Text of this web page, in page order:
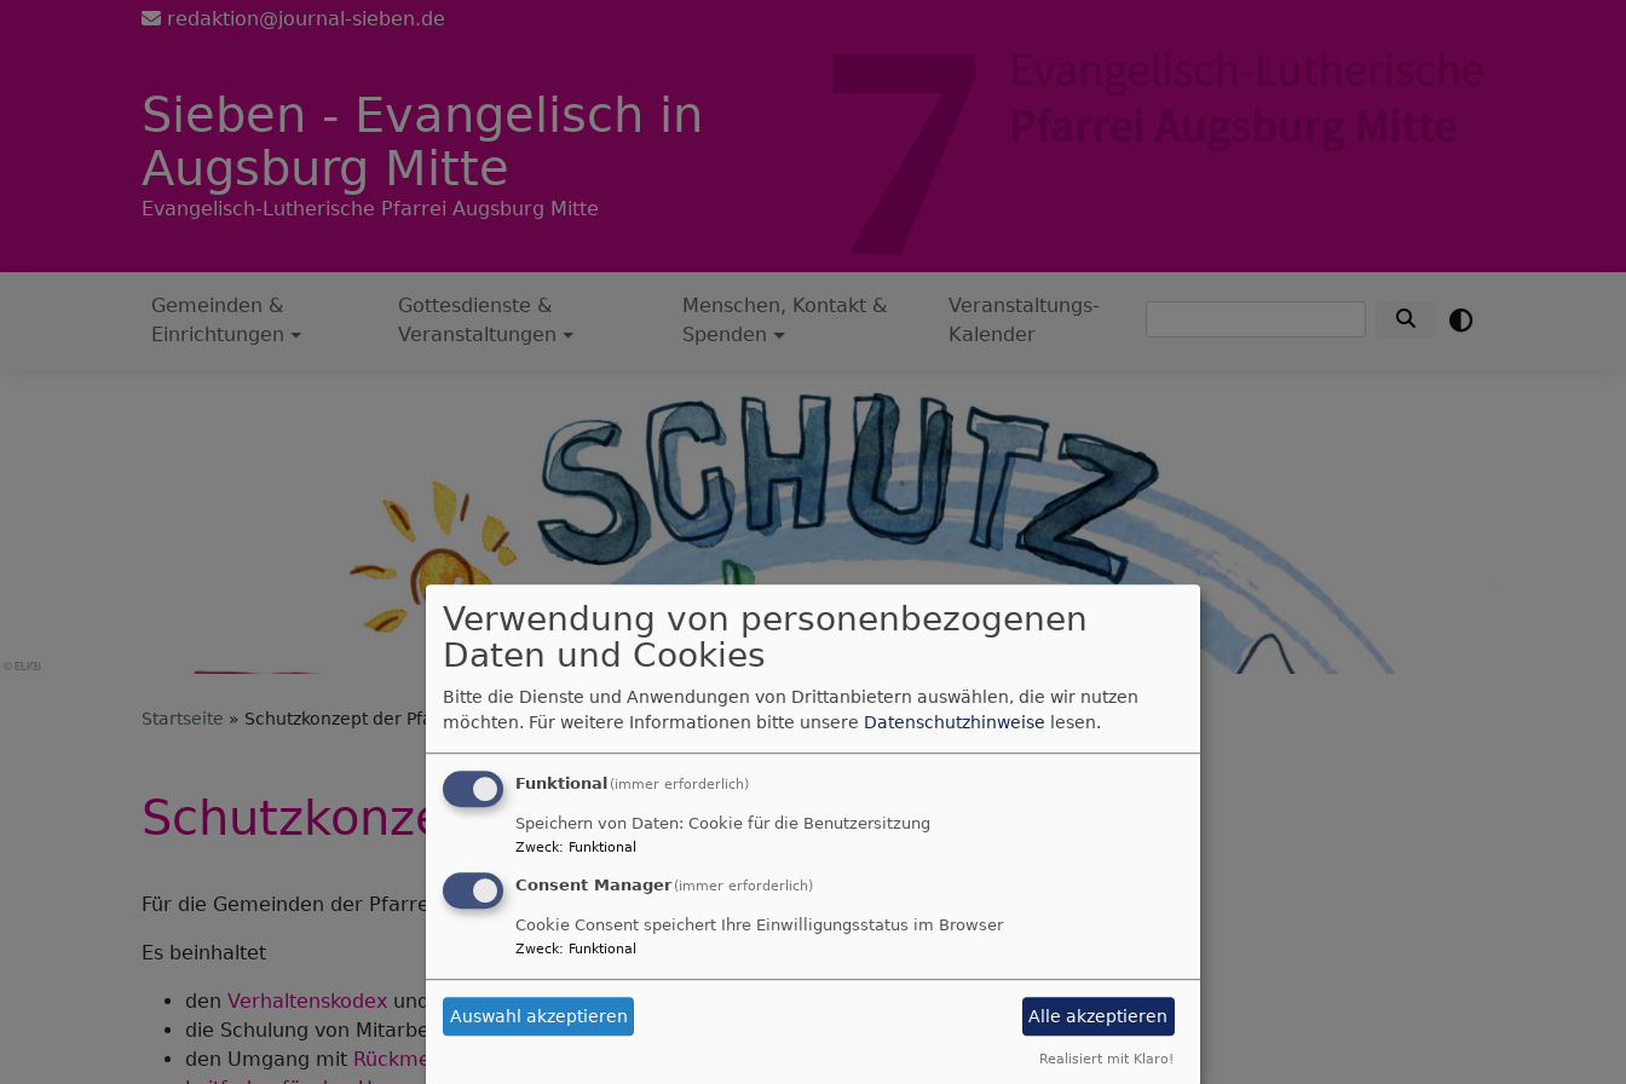
redaktion@journal-sieben.de
Sieben - Evangelisch in
Augsburg Mitte
Evangelisch-Lutherische Pfarrei Augsburg Mitte
Hauptnavigation
Gemeinden &
Einrichtungen
Gottesdienste &
Veranstaltungen
Menschen, Kontakt &
Spenden
Veranstaltungs-
Kalender
Startseite Schutzkonzept der Pfarrei Augsburg Mitte
Schutzkonzept der Pfarrei Augsburg Mitte
Für die Gemeinden der Pfarrei Augsburg Mitte gilt ein Schutzkonztp zur Prävention sexualisierter Gewalt.
Es beinhaltet
den Verhaltenskodex und unsere Grundhaltung zum Thema
die Schulung von Mitarbeitenden in Haupt- und Ehrenamt
den Umgang mit Rückmeldungen und Beschwerden
Verwendung von personenbezogenen
Daten und Cookies
Bitte die Dienste und Anwendungen von Drittanbietern auswählen, die wir nutzen
möchten. Für weitere Informationen bitte unsere Datenschutzhinweise lesen.
Funktional (immer erforderlich)
Speichern von Daten: Cookie für die Benutzersitzung
Zweck: Funktional
Consent Manager (immer erforderlich)
Cookie Consent speichert Ihre Einwilligungsstatus im Browser
Zweck: Funktional
Auswahl akzeptieren Alle akzeptieren
Realisiert mit Klaro!